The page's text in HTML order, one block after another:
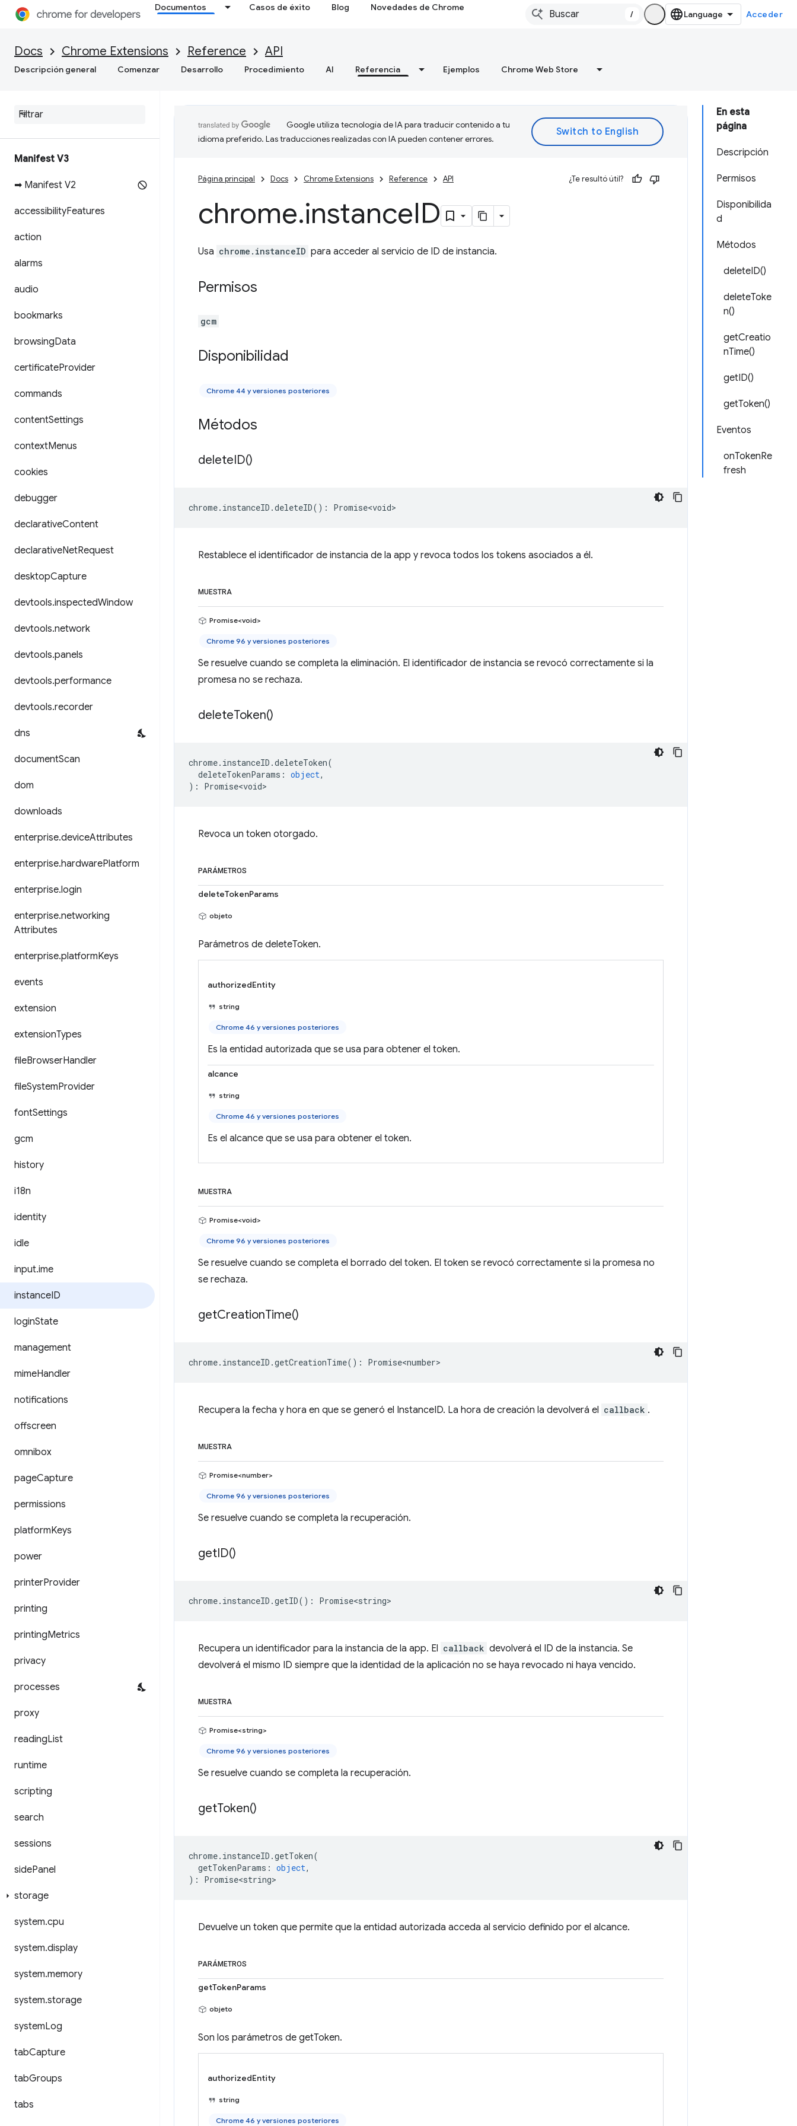
Documentos Casos de éxito Blog Novedades de Chrome
/ Acceder
Docs Chrome Extensions Reference API
Descripción general Comenzar Desarrollo Procedimiento AI Referencia Ejemplos Chrome Web Store
Manifest V3
➡ Manifest V2
accessibilityFeatures
action
alarms
audio
bookmarks
browsingData
certificateProvider
commands
contentSettings
contextMenus
cookies
debugger
declarativeContent
declarativeNetRequest
desktopCapture
devtools.inspectedWindow
devtools.network
devtools.panels
devtools.performance
devtools.recorder
dns
documentScan
dom
downloads
enterprise.deviceAttributes
enterprise.hardwarePlatform
enterprise.login
enterprise.networking
Attributes
enterprise.platformKeys
events
extension
extensionTypes
fileBrowserHandler
fileSystemProvider
fontSettings
gcm
history
i18n
identity
idle
input.ime
instanceID
loginState
management
mimeHandler
notifications
offscreen
omnibox
pageCapture
permissions
platformKeys
power
printerProvider
printing
printingMetrics
privacy
processes
proxy
readingList
runtime
scripting
search
sessions
sidePanel
storage
system.cpu
system.display
system.memory
system.storage
systemLog
tabCapture
tabGroups
tabs
En esta
página
Descripción
Permisos
Disponibilida
d
Métodos
deleteID()
deleteToke
n()
getCreatio
nTime()
getID()
getToken()
Eventos
onTokenRe
fresh
Google utiliza tecnología de IA para traducir contenido a tu
idioma preferido. Las traducciones realizadas con IA pueden contener errores.
Página principal Docs Chrome Extensions Reference API ¿Te resultó útil?
chrome.instanceID
Usa chrome.instanceID para acceder al servicio de ID de instancia.
Permisos
gcm
Disponibilidad
Chrome 44 y versiones posteriores
Métodos
deleteID()
chrome. instanceID .deleteID() : Promise<void>
Restablece el identificador de instancia de la app y revoca todos los tokens asociados a él.
MUESTRA
Promise<void>
Chrome 96 y versiones posteriores
Se resuelve cuando se completa la eliminación. El identificador de instancia se revocó correctamente si la
promesa no se rechaza.
deleteToken()
chrome. instanceID .deleteToken(
deleteTokenParams : object,
) : Promise<void>
Revoca un token otorgado.
PARÁMETROS
deleteTokenParams
objeto
Parámetros de deleteToken.
authorizedEntity
string
Chrome 46 y versiones posteriores
Es la entidad autorizada que se usa para obtener el token.
alcance
string
Chrome 46 y versiones posteriores
Es el alcance que se usa para obtener el token.
MUESTRA
Promise<void>
Chrome 96 y versiones posteriores
Se resuelve cuando se completa el borrado del token. El token se revocó correctamente si la promesa no
se rechaza.
getCreationTime()
chrome. instanceID .getCreationTime() : Promise<number>
Recupera la fecha y hora en que se generó el InstanceID. La hora de creación la devolverá el callback .
MUESTRA
Promise<number>
Chrome 96 y versiones posteriores
Se resuelve cuando se completa la recuperación.
getID()
chrome. instanceID .getID() : Promise<string>
Recupera un identificador para la instancia de la app. El callback devolverá el ID de la instancia. Se
devolverá el mismo ID siempre que la identidad de la aplicación no se haya revocado ni haya vencido.
MUESTRA
Promise<string>
Chrome 96 y versiones posteriores
Se resuelve cuando se completa la recuperación.
getToken()
chrome. instanceID .getToken(
getTokenParams : object,
) : Promise<string>
Devuelve un token que permite que la entidad autorizada acceda al servicio definido por el alcance.
PARÁMETROS
getTokenParams
objeto
Son los parámetros de getToken.
authorizedEntity
string
Chrome 46 y versiones posteriores